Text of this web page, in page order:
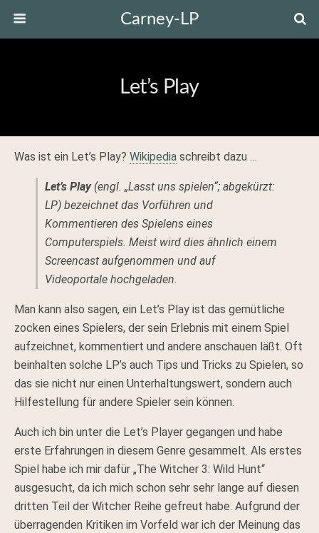
Carney-LP
Let’s Play
Was ist ein Let’s Play? Wikipedia schreibt dazu …
Let’s Play(engl. „Lasst uns spielen“; abgekürzt:
LP) bezeichnet das Vorführen und
Kommentieren des Spielens eines
Computerspiels. Meist wird dies ähnlich einem
Screencast aufgenommen und auf
Videoportale hochgeladen.
Man kann also sagen, ein Let’s Play ist das gemütliche
zocken eines Spielers, der sein Erlebnis mit einem Spiel
aufzeichnet, kommentiert und andere anschauen läßt. Oft
beinhalten solche LP’s auch Tips und Tricks zu Spielen, so
das sie nicht nur einen Unterhaltungswert, sondern auch
Hilfestellung für andere Spieler sein können.
Auch ich bin unter die Let’s Player gegangen und habe
erste Erfahrungen in diesem Genre gesammelt. Als erstes
Spiel habe ich mir dafür „The Witcher 3: Wild Hunt“
ausgesucht, da ich mich schon sehr sehr lange auf diesen
dritten Teil der Witcher Reihe gefreut habe. Aufgrund der
überragenden Kritiken im Vorfeld war ich der Meinung das